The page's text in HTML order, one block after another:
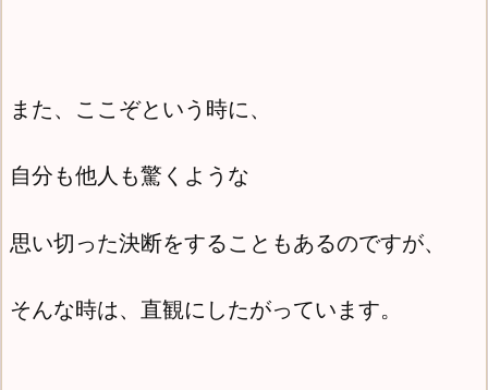
また、ここぞという時に、
自分も他人も驚くような
思い切った決断をすることもあるのですが、
そんな時は、直観にしたがっています。